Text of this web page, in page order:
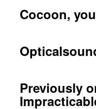
Cocoon,
Previously